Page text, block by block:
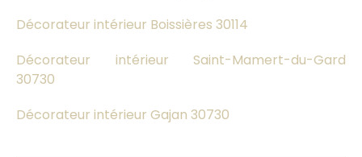
Décorateur intérieur Boissières 30114
Décorateur intérieur Saint-Mamert-du-Gard
30730
Décorateur intérieur Gajan 30730